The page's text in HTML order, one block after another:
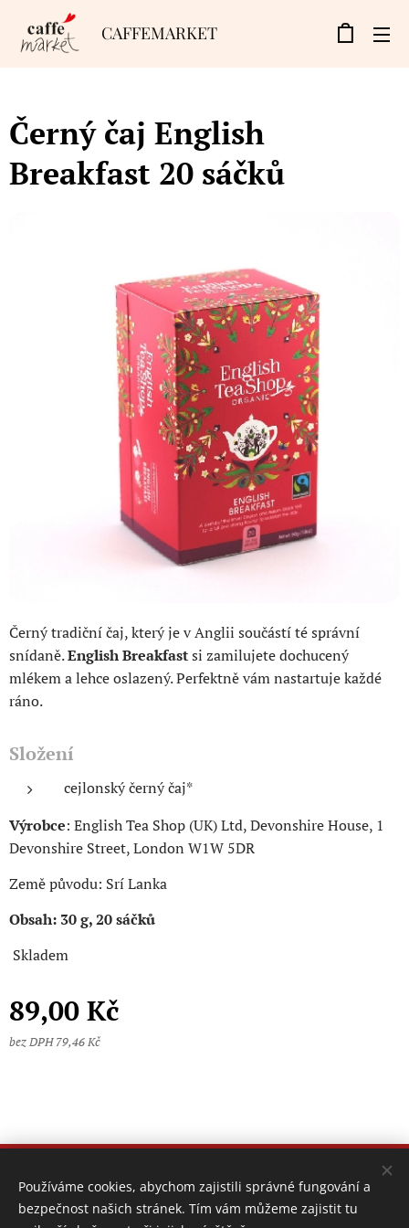
CAFFEMARKET
Černý čaj English
Breakfast 20 sáčků
Černý tradiční čaj, který je v Anglii součástí té správní
snídaně.English Breakfastsi zamilujete dochucený
mlékem a lehce oslazený. Perfektně vám nastartuje každé
ráno.
Složení
cejlonský černý čaj*
Výrobce: English Tea Shop (UK) Ltd, Devonshire House, 1
Devonshire Street, London W1W 5DR
Země původu: Srí Lanka
Obsah: 30 g, 20 sáčků
Skladem
89,00 Kč
bez DPH 79,46 Kč
© 2023 Všechna práva vyhrazena
Obchodní podmínky
Používáme cookies, abychom zajistili správné fungování a
bezpečnost našich stránek. Tím vám můžeme zajistit tu